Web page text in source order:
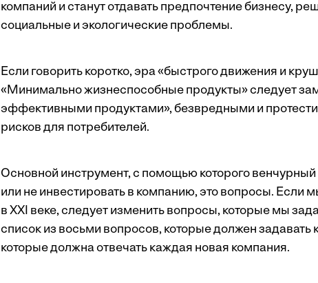
компаний и станут отдавать предпочтение бизнесу,
социальные и экологические проблемы.
Если говорить коротко, эра «быстрого движения и
«Минимально жизнеспособные продукты» следует
эффективными продуктами», безвредными и
рисков для потребителей.
Основной инструмент, с помощью которого
или не инвестировать в компанию, это вопросы. Если
в XXI веке, следует изменить вопросы, которые мы
список из восьми вопросов, которые должен
которые должна отвечать каждая новая компания.